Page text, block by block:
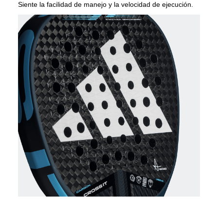
Siente la facilidad de manejo y la velocidad de ejecución.